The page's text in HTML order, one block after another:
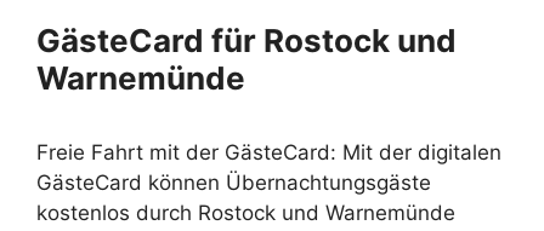
GästeCard für Rostock und
Warnemünde
Freie Fahrt mit der GästeCard: Mit der digitalen
GästeCard können Übernachtungsgäste
kostenlos durch Rostock und Warnemünde